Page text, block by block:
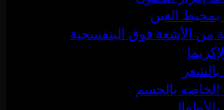
بمحيط العين
من الأشعة فوق البنفسجية
بالشعر
الخاصة بالجسم